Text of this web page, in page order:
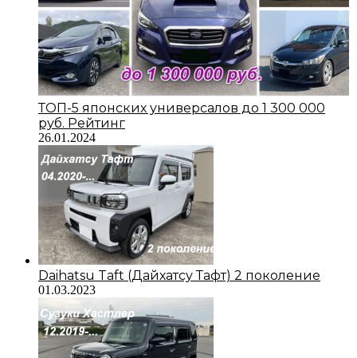
ТОП-5 японских универсалов до 1 300 000
руб. Рейтинг
26.01.2024
Daihatsu Taft (Дайхатсу Тафт) 2 поколение
01.03.2023